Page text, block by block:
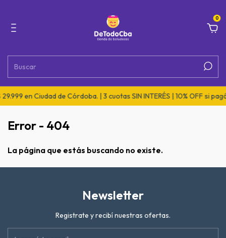
0
en Ciudad de Córdoba. | 3 cuotas SIN INTERÉS | 10% OFF si
Error - 404
La página que estás buscando no existe.
Newsletter
Registrate y recibí nuestras ofertas.